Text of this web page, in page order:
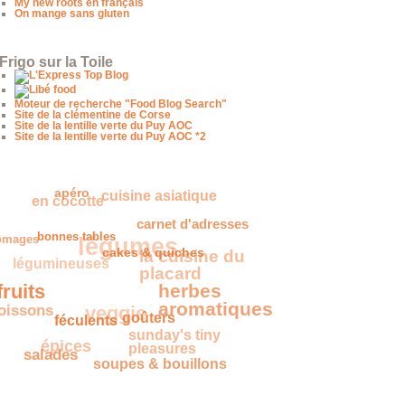
My new roots en français
On mange sans gluten
sur la Toile
Moteur de recherche "Food Blog Search"
Site de la clémentine de Corse
Site de la lentille verte du Puy AOC
Site de la lentille verte du Puy AOC *2
apéro
bonnes tables
cakes & quiches
carnet d'adresses
cuisine asiatique
en cocotte
féculents goûters
herbes
aromatiques
la cuisine du
placard
légumes
légumineuses
salades
soupes & bouillons
sunday's tiny
pleasures
veggie
épices